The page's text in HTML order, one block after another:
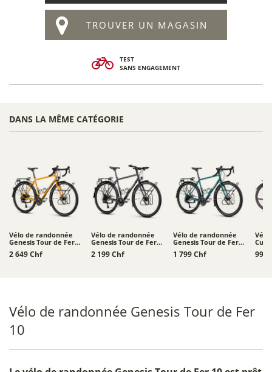
TROUVER UN MAGASIN
TEST
SANS ENGAGEMENT
DANS LA MÊME CATÉGORIE
Vélo de randonnée
Genesis Tour de Fer
40
2 649 Chf
Vélo de randonnée
Genesis Tour de Fer
30
2 199 Chf
Vélo de randonnée
Genesis Tour de Fer
20
1 799 Chf
Vélo
999
Vélo de randonnée Genesis Tour de Fer
10